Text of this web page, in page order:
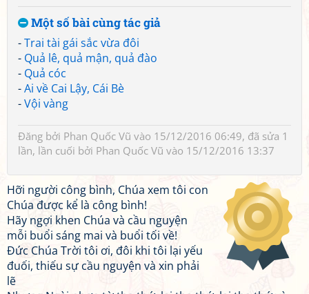
Một số bài cùng tác giả
-Trai tài gái sắc vừa đôi
- Quả lê, quả mận, quả đào
- Quả cóc
-Ai về Cai Lậy, Cái Bè
-Vội vàng
Đăng bởi Phan Quốc Vũ vào 15/12/2016 06:49, đã sửa 1
lần, lần cuối bởi Phan Quốc Vũ vào 15/12/2016 13:37
Hỡi người công bình, Chúa xem tôi con
Chúa được kể là công bình!
Hãy ngợi khen Chúa và cầu nguyện
mỗi buổi sáng mai và buổi tối về!
Đức Chúa Trời tôi ơi, đôi khi tôi lại yếu
đuối, thiếu sự cầu nguyện và xin phải
lẽ